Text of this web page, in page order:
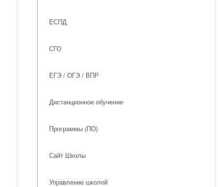
ЕСПД
СГО
ЕГЭ / ОГЭ / ВПР
Дистанционное обучение
Программы (ПО)
Сайт Школы
Управление школой